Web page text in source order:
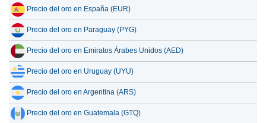
Precio del oro en España (EUR)
Precio del oro en Paraguay (PYG)
Precio del oro en Emiratos Árabes Unidos (AED)
Precio del oro en Uruguay (UYU)
Precio del oro en Argentina (ARS)
Precio del oro en Guatemala (GTQ)